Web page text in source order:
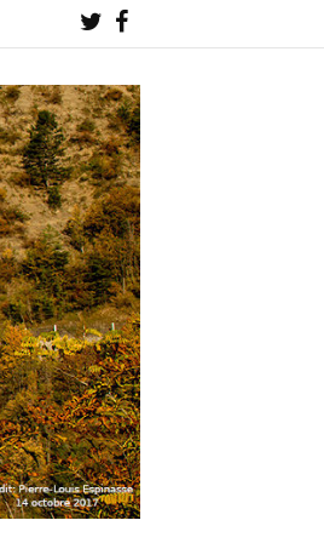
Twitter
!
Facebook
!